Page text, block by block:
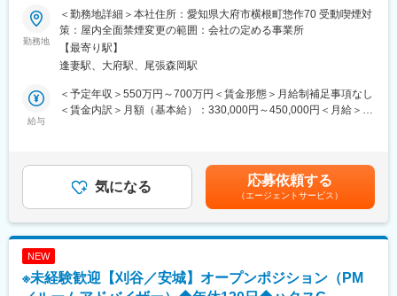
・トラブルシューティング及び技術サポート
∟生産中に発生する技術的な問題を解決します。また、他の部門
やスタッフに対して技術的なサポートを提供します。例えば、機
械が故障した場合に修理を行ったり、操作方法を教えたりしま
す。ただし、夜間対応は保全の部署が担当するため、ほとんど発
生しません。
せて一人立ちを目指して頂きます。具体的には設備の改善からス
タートして徐々に新設備の導入、設計や品質管理などステップア
■環境の魅力：
■組織構成：
当社は、ワイパーやウォーターバルブの主力として自動車部品を
製造している企業です。特にワイパーの分野では国内の大手自動
車メーカー様の約50％弱に当社製品を採用頂いております。ワイ
パー、ウォーターバルブ含めてEV化の影響を受けないため、売上
高も堅調に推移しております。
今回は高まり続ける需要に応えるため組織力向上の観点で募集と
なりました。
具体的には・・
・生産プロセスの設計、開発、改善
勤務地
＜勤務地詳細＞本社住所：愛知県大府市横根町惣作70 受動喫煙対
策：屋内全面禁煙変更の範囲：会社の定める事業所
【最寄り駅】
逢妻駅、大府駅、尾張森岡駅
給与
＜予定年収＞550万円～700万円＜賃金形態＞月給制補足事項なし
＜賃金内訳＞月額（基本給）：330,000円～450,000円＜月給＞
～700万、課長クラス800万～900万 賃金はあくま
でも目安の金額であり、選考を通じて上下する可能性がありま
す。月給(月額)は固定手当を含めた表記です。
気になる 応募依頼する
（エージェントサービス）
NEW
※未経験歓迎【刈谷／安城】オープンポジション（PM